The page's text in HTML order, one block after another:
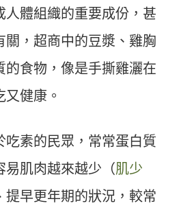
人體組織的重要成份，甚
關，超商中的豆漿、雞胸
的食物，像是手撕雞灑在
健康。
吃素的民眾，常常蛋白質
易肌肉越來越少（肌少
提早更年期的狀況，較常